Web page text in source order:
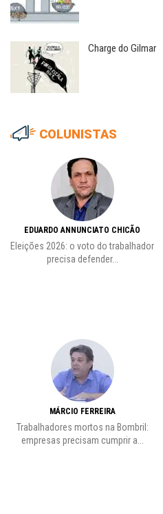
Charge do Gilmar
COLUNISTAS
EDUARDO ANNUNCIATO CHICÃO
Eleições 2026: o voto do trabalhador
precisa defender...
MÁRCIO FERREIRA
Trabalhadores mortos na Bombril:
empresas precisam cumprir a...